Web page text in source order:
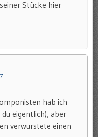
Stücke hier
hab ich
eigentlich), aber
verwurstete einen